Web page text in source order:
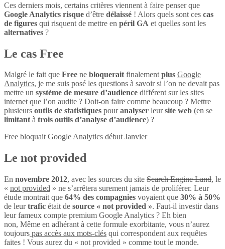
Ces derniers mois, certains critères viennent à faire penser que
Google Analytics risque d’être délaissé ! Alors quels sont ces cas
de figures qui risquent de mettre en péril GA et quelles sont les
alternatives ?
Le cas Free
Malgré le fait que Free ne bloqueraitfinalementplus Google
Analytics, je me suis posé les questions à savoir si l’on ne devait pas
mettre un système de mesure d’audience différent sur les sites
internet que l’on audite ? Doit-on faire comme beaucoup ? Mettre
plusieurs outils de statistiques pouranalyser leursite web (en se
limitantà trois outils d’analyse d’audience) ?
Free bloquait Google Analytics début Janvier
Le not provided
En novembre 2012, avec les sources du site Search Engine Land, le
« not provided » ne s’arrêtera surement jamais de proliférer. Leur
étude montrait que 64% des compagnies voyaient que 30% à 50%
de leurtrafic était de source « not provided ». Faut-il investir dans
leur fameux compte premium Google Analytics ? Eh bien
non, Même en adhérant à cette formule exorbitante, vous n’aurez
toujours pas accès aux mots-clés qui correspondent aux requêtes
faites ! Vous aurez du « not provided » comme tout le monde.